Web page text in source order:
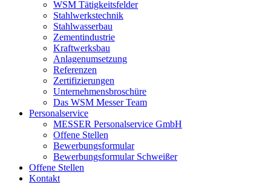
WSM Tätigkeitsfelder
Stahlwerkstechnik
Stahlwasserbau
Zementindustrie
Kraftwerksbau
Anlagenumsetzung
Referenzen
Zertifizierungen
Unternehmensbroschüre
Das WSM Messer Team
Personalservice
MESSER Personalservice GmbH
Offene Stellen
Bewerbungsformular
Bewerbungsformular Schweißer
Offene Stellen
Kontakt